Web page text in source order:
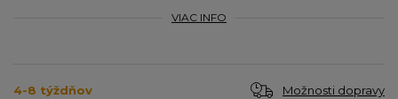
VIAC INFO
4-8 týždňov Možnosti dopravy